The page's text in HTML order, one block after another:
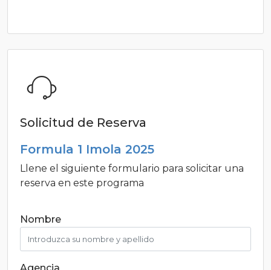
Solicitud de Reserva
Formula 1 Imola 2025
Llene el siguiente formulario para solicitar una
reserva en este programa
Nombre